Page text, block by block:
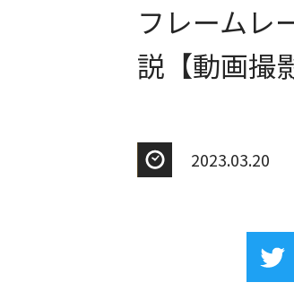
フレームレ
説【動画撮
2023.03.20